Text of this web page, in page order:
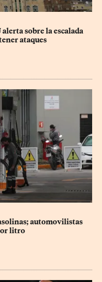
alerta sobre la escalada
ataques
automovilistas
litro